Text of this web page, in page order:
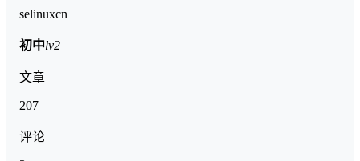
selinuxcn
初中lv2
文章
207
评论